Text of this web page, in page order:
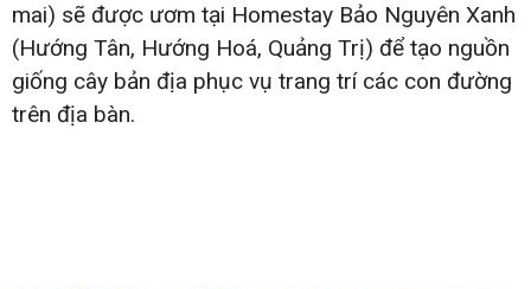
mai) sẽ được ươm tại Homestay Bảo Nguyên Xanh
(Hướng Tân, Hướng Hoá, Quảng Trị) để tạo nguồn
giống cây bản địa phục vụ trang trí các con đường
trên địa bàn.